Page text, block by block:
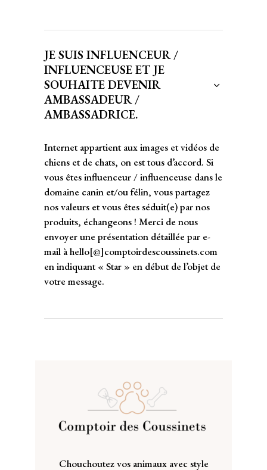
JE SUIS INFLUENCEUR /
INFLUENCEUSE ET JE
SOUHAITE DEVENIR
AMBASSADEUR /
AMBASSADRICE.
Internet appartient aux images et vidéos de
chiens et de chats, on est tous d’accord. Si
vous êtes influenceur / influenceuse dans le
domaine canin et/ou félin, vous partagez
nos valeurs et vous êtes séduit(e) par nos
produits, échangeons ! Merci de nous
envoyer une présentation détaillée par e-
mail à hello[@]comptoirdescoussinets.com
en indiquant « Star » en début de l’objet de
votre message.
Chouchoutez vos animaux avec style